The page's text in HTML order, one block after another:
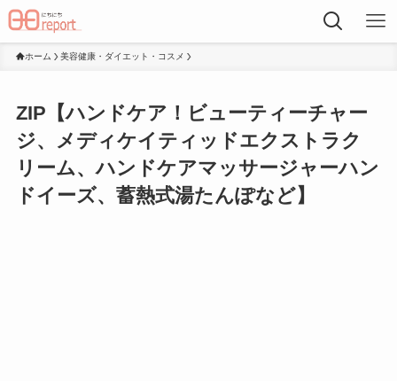
ホーム 美容健康・ダイエット・コスメ
ZIP【ハンドケア！ビューティーチャー
ジ、メディケイティッドエクストラク
リーム、ハンドケアマッサージャーハン
ドイーズ、蓄熱式湯たんぽなど】